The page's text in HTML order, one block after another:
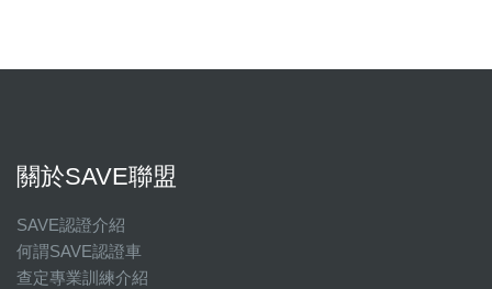
關於SAVE聯盟
SAVE認證介紹
何謂SAVE認證車
查定專業訓練介紹